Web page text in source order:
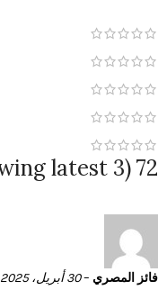
72 reviews (showing latest 3)
فائز المصري –30 أبريل، 2025